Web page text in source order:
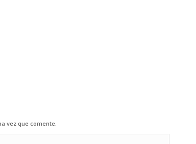
vez que comente.